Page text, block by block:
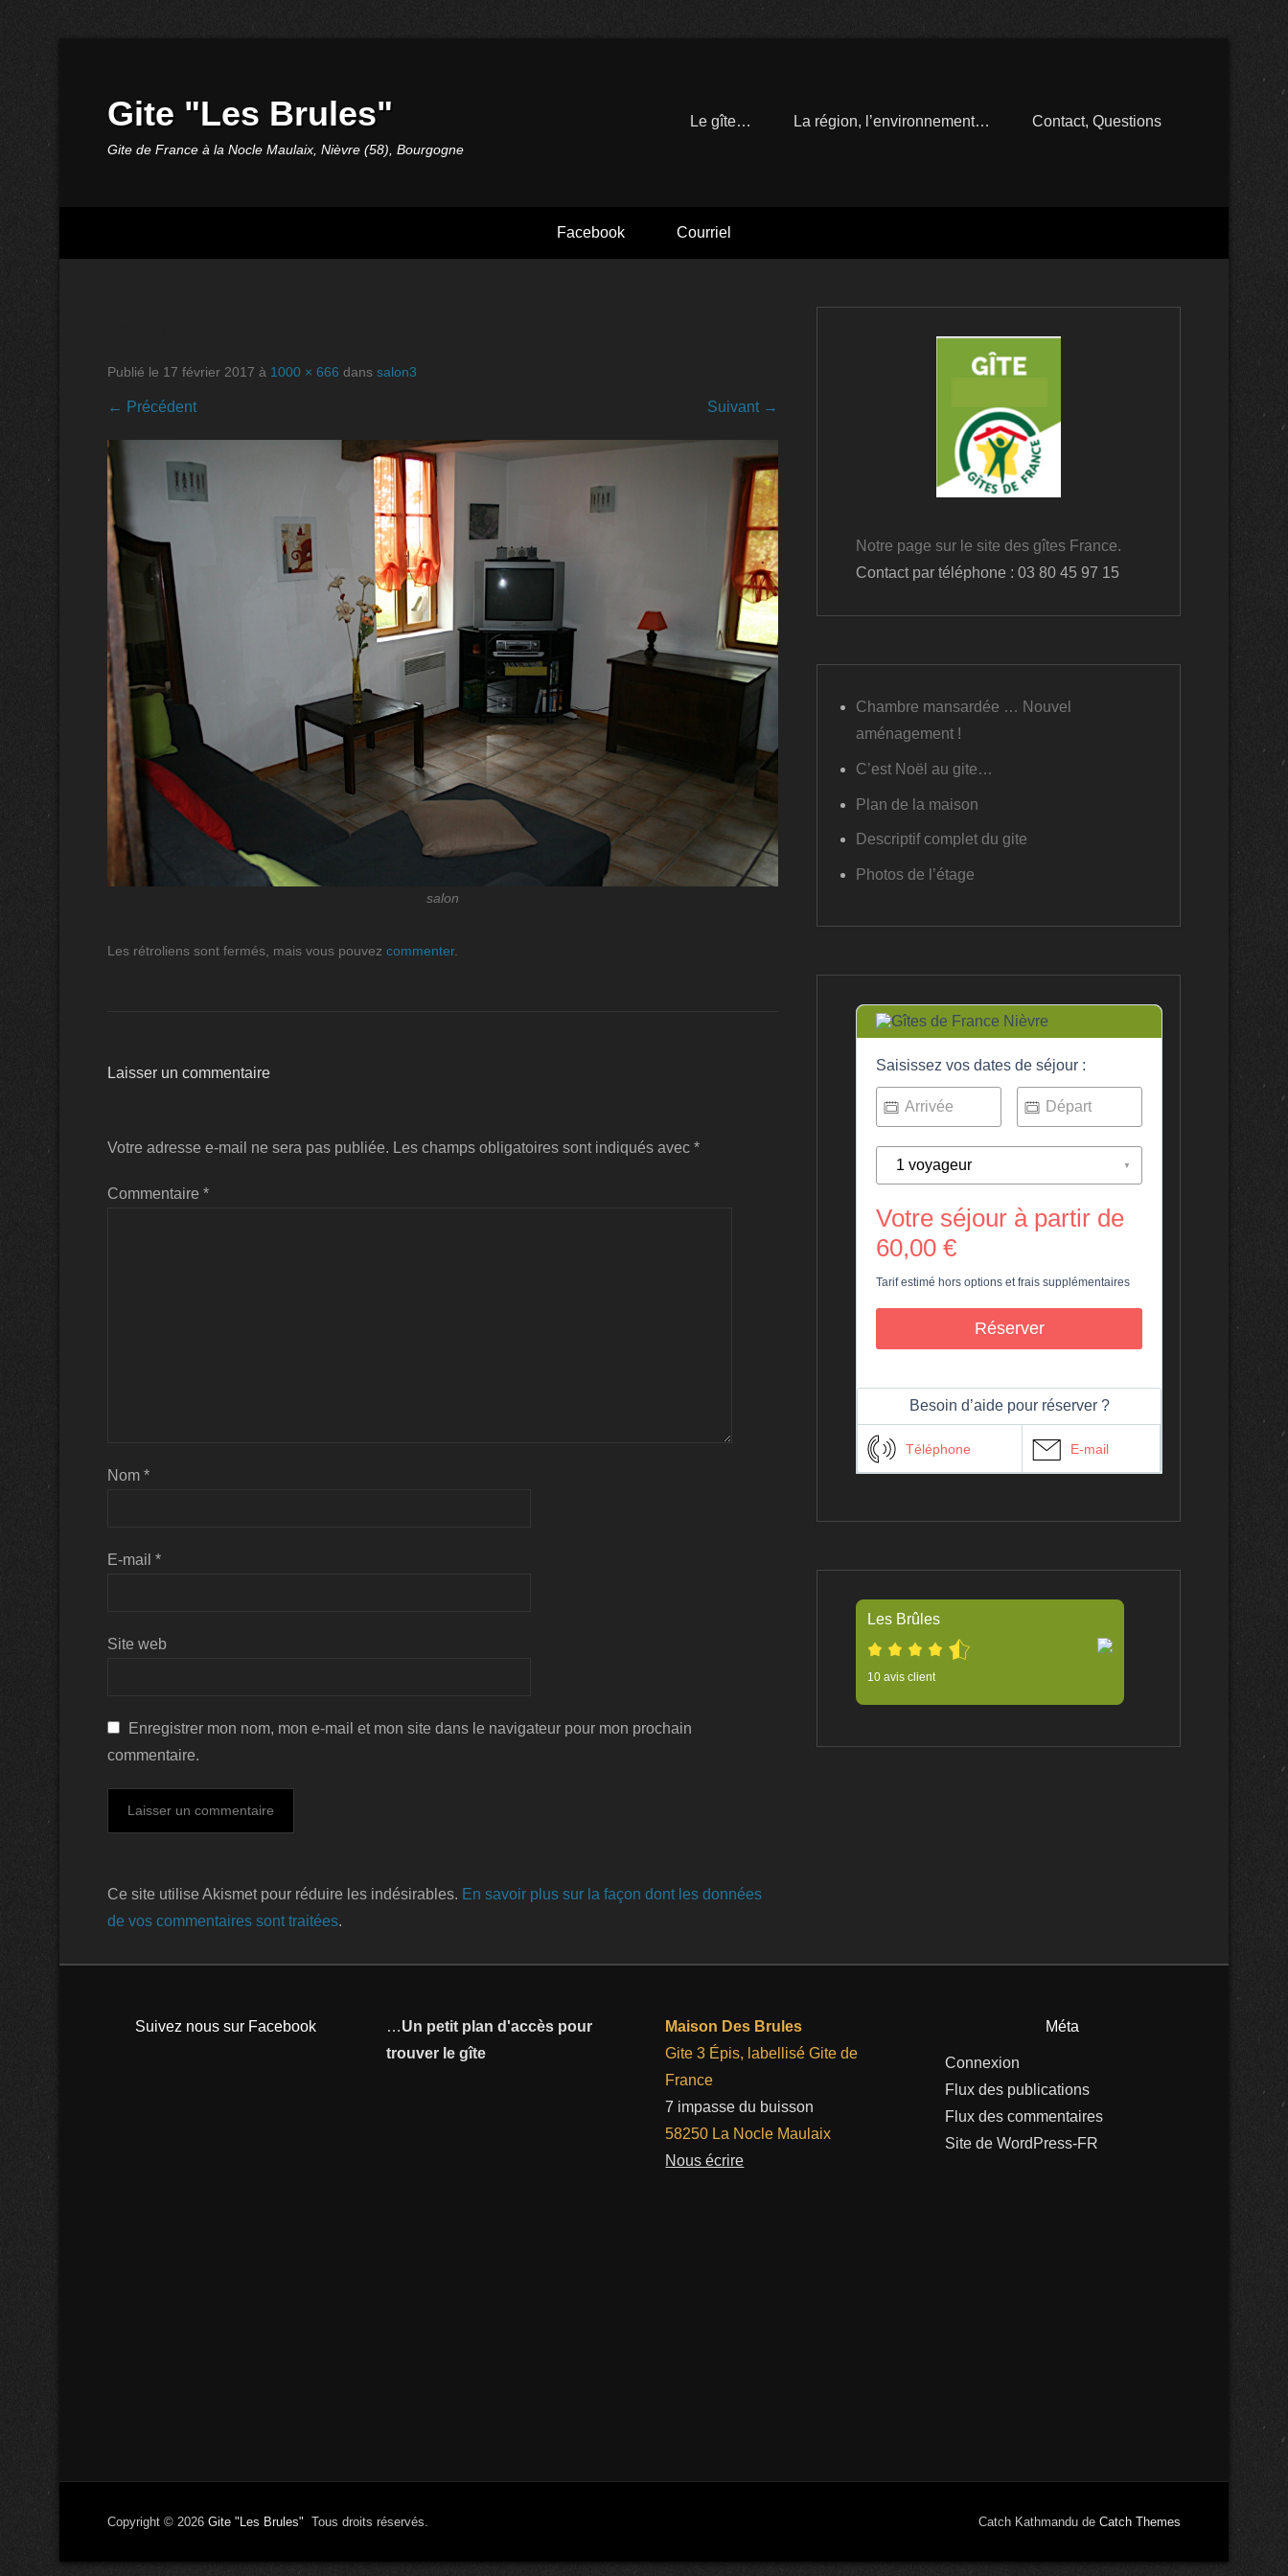
Gite "Les Brules"
Gite de France à la Nocle Maulaix, Nièvre (58), Bourgogne
Le gîte… La région, l’environnement… Contact, Questions
Facebook Courriel
Publié le 17 février 2017 à 1000 × 666 dans salon3
← Précédent Suivant →
salon
Les rétroliens sont fermés, mais vous pouvez commenter.
Laisser un commentaire
Votre adresse e-mail ne sera pas publiée. Les champs obligatoires sont indiqués avec *
Commentaire *
Nom *
E-mail *
Site web
Enregistrer mon nom, mon e-mail et mon site dans le navigateur pour mon prochain
commentaire.
Ce site utilise Akismet pour réduire les indésirables. En savoir plus sur la façon dont les données
de vos commentaires sont traitées.
Notre page sur le site des gîtes France.
Contact par téléphone : 03 80 45 97 15
Chambre mansardée … Nouvel
aménagement !
C’est Noël au gite…
Plan de la maison
Descriptif complet du gite
Photos de l’étage
Suivez nous sur Facebook …Un petit plan d'accès pour
trouver le gîte
Maison Des Brules
Gite 3 Épis, labellisé Gite de
France
7 impasse du buisson
58250 La Nocle Maulaix
Nous écrire
Méta
Connexion
Flux des publications
Flux des commentaires
Site de WordPress-FR
Copyright © 2026 Gite "Les Brules" Tous droits réservés. Catch Kathmandu de Catch Themes